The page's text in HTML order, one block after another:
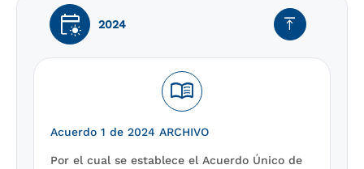
early_on 2024 vertical_align_top
menu_book
Acuerdo 1 de 2024 ARCHIVO
Por el cual se establece el Acuerdo Único de